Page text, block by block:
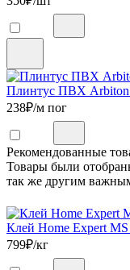
Плинтус ПВХ Arbiton
238₽/м пог
Рекомендованные
Товары были
так же другим
Клей Home Expert
799₽/кг